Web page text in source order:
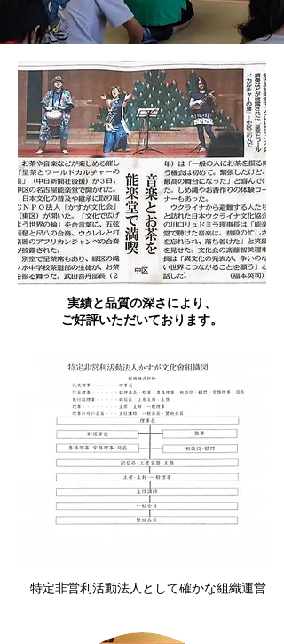
実績と品質の深さにより、
ご好評いただいております。
特定非営利活動法人として確かな組織運営